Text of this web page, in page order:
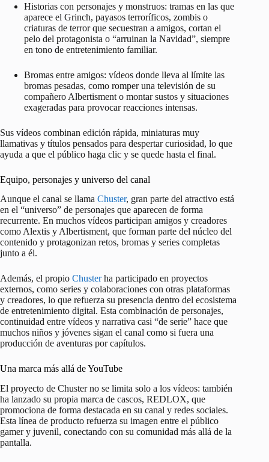
Historias con personajes y monstruos: tramas en las que
aparece el Grinch, payasos terroríficos, zombis o
criaturas de terror que secuestran a amigos, cortan el
pelo del protagonista o “arruinan la Navidad”, siempre
en tono de entretenimiento familiar.
Bromas entre amigos: vídeos donde lleva al límite las
bromas pesadas, como romper una televisión de su
compañero Albertisment o montar sustos y situaciones
exageradas para provocar reacciones intensas.
Sus vídeos combinan edición rápida, miniaturas muy
llamativas y títulos pensados para despertar curiosidad, lo que
ayuda a que el público haga clic y se quede hasta el final.
Equipo, personajes y universo del canal
Aunque el canal se llama Chuster, gran parte del atractivo está
en el “universo” de personajes que aparecen de forma
recurrente. En muchos vídeos participan amigos y creadores
como Alextis y Albertisment, que forman parte del núcleo del
contenido y protagonizan retos, bromas y series completas
junto a él.
Además, el propio Chusterha participado en proyectos
externos, como series y colaboraciones con otras plataformas
y creadores, lo que refuerza su presencia dentro del ecosistema
de entretenimiento digital. Esta combinación de personajes,
continuidad entre vídeos y narrativa casi “de serie” hace que
muchos niños y jóvenes sigan el canal como si fuera una
producción de aventuras por capítulos.
Una marca más allá de YouTube
El proyecto de Chuster no se limita solo a los vídeos: también
ha lanzado su propia marca de cascos, REDLOX, que
promociona de forma destacada en su canal y redes sociales.
Esta línea de producto refuerza su imagen entre el público
gamer y juvenil, conectando con su comunidad más allá de la
pantalla.